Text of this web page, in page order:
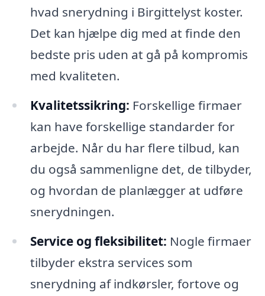
hvad snerydning i Birgittelyst koster.
Det kan hjælpe dig med at finde den
bedste pris uden at gå på kompromis
med kvaliteten.
Kvalitetssikring: Forskellige firmaer
kan have forskellige standarder for
arbejde. Når du har flere tilbud, kan
du også sammenligne det, de tilbyder,
og hvordan de planlægger at udføre
snerydningen.
Service og fleksibilitet: Nogle firmaer
tilbyder ekstra services som
snerydning af indkørsler, fortove og